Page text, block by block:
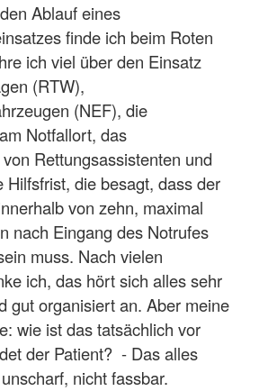
Ablauf eines
finde ich beim Roten
ich viel über den Einsatz
(RTW),
(NEF), die
Notfallort, das
Rettungsassistenten und
Hilfsfrist, die besagt, dass der
von zehn, maximal
nach Eingang des Notrufes
muss. Nach vielen
ich, das hört sich alles sehr
gut organisiert an. Aber meine
wie ist das tatsächlich vor
der Patient? - Das alles
nicht fassbar.